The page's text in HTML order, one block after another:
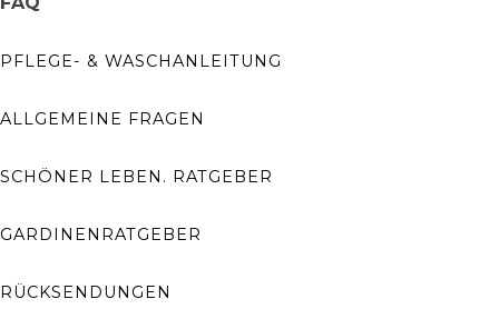
PFLEGE- & WASCHANLEITUNG
ALLGEMEINE FRAGEN
SCHÖNER LEBEN. RATGEBER
GARDINENRATGEBER
RÜCKSENDUNGEN